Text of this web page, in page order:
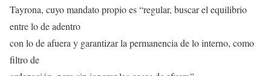
Tayrona, cuyo mandato propio es “regular, buscar el equilibrio
entre lo de adentro
con lo de afuera y garantizar la permanencia de lo interno, como
filtro de